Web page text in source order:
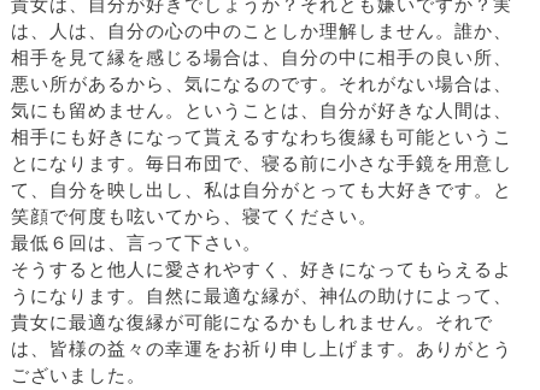
貴女は、自分が好きでしょうか？それとも嫌いですか？実
は、人は、自分の心の中のことしか理解しません。誰か、
相手を見て縁を感じる場合は、自分の中に相手の良い所、
悪い所があるから、気になるのです。それがない場合は、
気にも留めません。ということは、自分が好きな人間は、
相手にも好きになって貰えるすなわち復縁も可能というこ
とになります。毎日布団で、寝る前に小さな手鏡を用意し
て、自分を映し出し、私は自分がとっても大好きです。と
笑顔で何度も呟いてから、寝てください。
最低６回は、言って下さい。
そうすると他人に愛されやすく、好きになってもらえるよ
うになります。自然に最適な縁が、神仏の助けによって、
貴女に最適な復縁が可能になるかもしれません。それで
は、皆様の益々の幸運をお祈り申し上げます。ありがとう
ございました。